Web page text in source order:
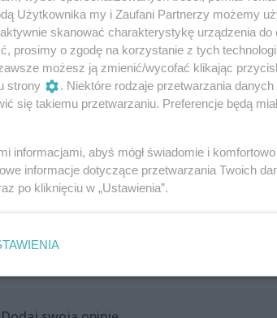
i ten niepowtarzalny klimat Ogrodów
muzyce, która sprawi, że ten wieczór
Użytkownika my i Zaufani Partnerzy możemy
skanować charakterystykę urządzenia do
prosimy o zgodę na korzystanie z tych
możesz ją zmienić/wycofać klikając
strony
. Niektóre rodzaje przetwarzania
się takiemu przetwarzaniu. Preferencje będą
informacjami, abyś mógł świadomie i
informacje dotyczące przetwarzania Twoich
po kliknięciu w „Ustawienia”.